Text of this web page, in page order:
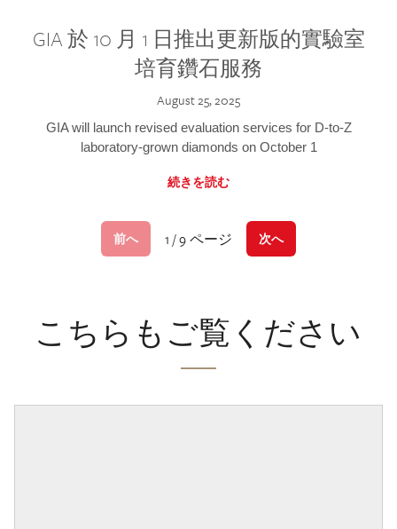
GIA 於 10 月 1 日推出更新版的實驗室
培育鑽石服務
August 25, 2025
GIA will launch revised evaluation services for D-to-Z
laboratory-grown diamonds on October 1
続きを読む
前へ 1 / 9 ページ 次へ
こちらもご覧ください